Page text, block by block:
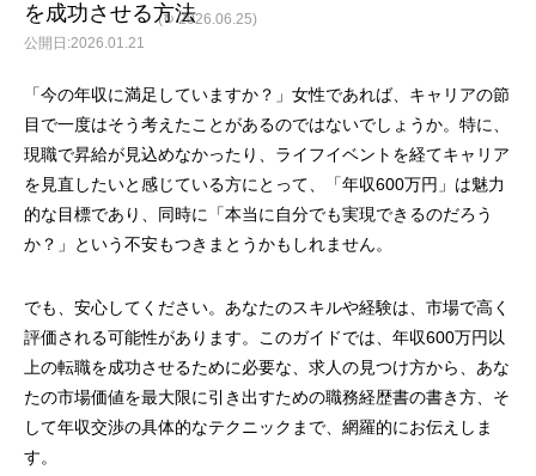
を成功させる方法
2026.01.21
(↻ 2026.06.25)
「今の年収に満足していますか？」女性であれば、キャリアの節
目で一度はそう考えたことがあるのではないでしょうか。特に、
現職で昇給が見込めなかったり、ライフイベントを経てキャリア
を見直したいと感じている方にとって、「年収600万円」は魅力
的な目標であり、同時に「本当に自分でも実現できるのだろう
か？」という不安もつきまとうかもしれません。
でも、安心してください。あなたのスキルや経験は、市場で高く
評価される可能性があります。このガイドでは、年収600万円以
上の転職を成功させるために必要な、求人の見つけ方から、あな
たの市場価値を最大限に引き出すための職務経歴書の書き方、そ
して年収交渉の具体的なテクニックまで、網羅的にお伝えしま
す。